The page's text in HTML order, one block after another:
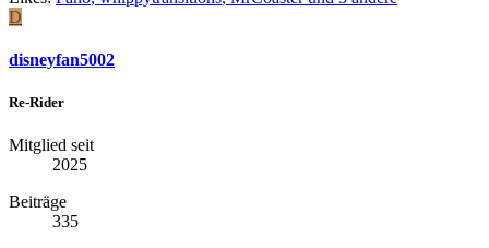
D
disneyfan5002
Re-Rider
Mitglied seit
2025
Beiträge
335